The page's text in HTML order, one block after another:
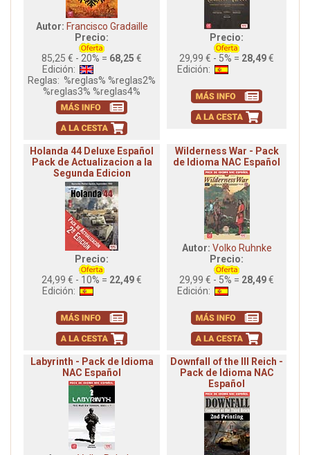
Autor: Francisco Gradaille
Precio:
85,25 € - 20% = 68,25 €
Edición:
Reglas: %reglas% %reglas2%
%reglas3% %reglas4%
Precio:
29,99 € - 5% = 28,49€
Edición:
Holanda 44 Deluxe Español
Pack de Actualizacion a la
Segunda Edicion
Precio:
24,99 € - 10% = 22,49€
Edición:
Wilderness War - Pack
de Idioma NAC Español
Autor: Volko Ruhnke
Precio:
29,99 € - 5% = 28,49€
Edición:
Labyrinth - Pack de Idioma
NAC Español
Downfall of the III Reich -
Pack de Idioma NAC
Español